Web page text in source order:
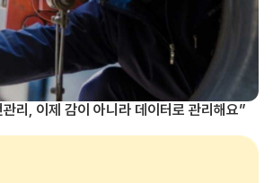
리, 이제 감이 아니라 데이터로 관리해요”